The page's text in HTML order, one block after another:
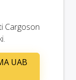
Cargoson
UAB